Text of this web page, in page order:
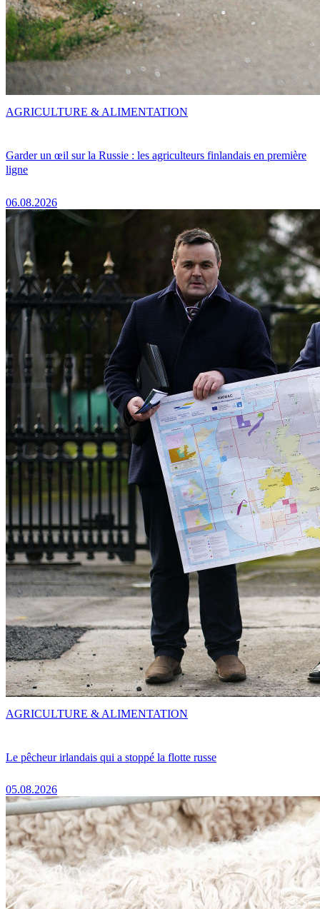
Garder un œil sur la Russie : les agriculteurs finlandais en première
ligne
06.08.2026
AGRICULTURE & ALIMENTATION
Le pêcheur irlandais qui a stoppé la flotte russe
05.08.2026
AGRICULTURE & ALIMENTATION